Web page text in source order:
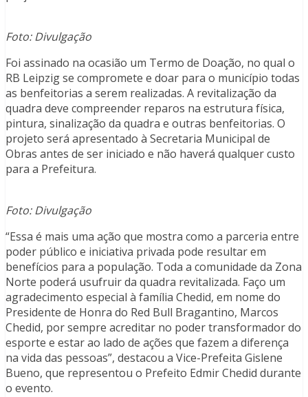
Foto: Divulgação
Foi assinado na ocasião um Termo de Doação, no qual o
RB Leipzig se compromete e doar para o município todas
as benfeitorias a serem realizadas. A revitalização da
quadra deve compreender reparos na estrutura física,
pintura, sinalização da quadra e outras benfeitorias. O
projeto será apresentado à Secretaria Municipal de
Obras antes de ser iniciado e não haverá qualquer custo
para a Prefeitura.
Foto: Divulgação
“Essa é mais uma ação que mostra como a parceria entre
poder público e iniciativa privada pode resultar em
benefícios para a população. Toda a comunidade da Zona
Norte poderá usufruir da quadra revitalizada. Faço um
agradecimento especial à família Chedid, em nome do
Presidente de Honra do Red Bull Bragantino, Marcos
Chedid, por sempre acreditar no poder transformador do
esporte e estar ao lado de ações que fazem a diferença
na vida das pessoas”, destacou a Vice-Prefeita Gislene
Bueno, que representou o Prefeito Edmir Chedid durante
o evento.